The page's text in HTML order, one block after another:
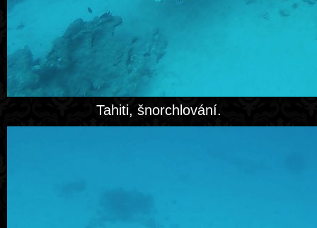
Tahiti, šnorchlování.